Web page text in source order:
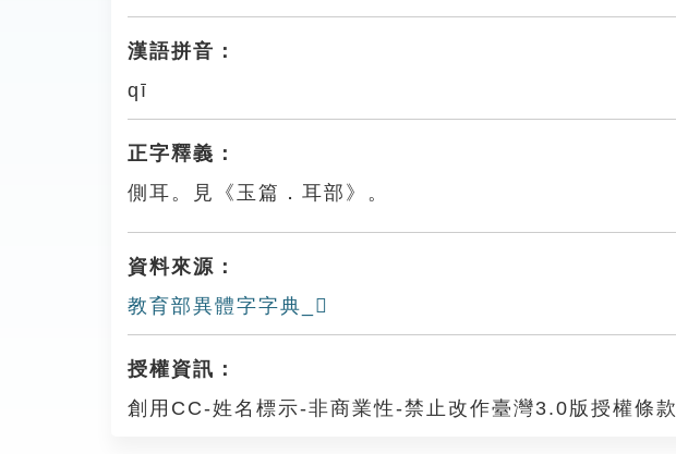
漢語拼音：
qī
正字釋義：
側耳。見《玉篇．耳部》。
資料來源：
教育部異體字字典_𦖊
授權資訊：
創用CC-姓名標示-非商業性-禁止改作臺灣3.0版授權條款